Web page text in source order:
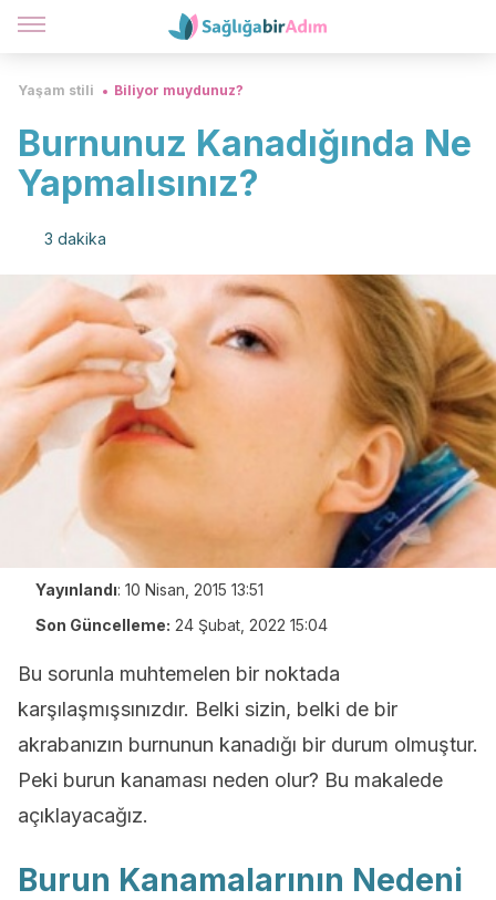
Yaşam stili Biliyor muydunuz?
Burnunuz Kanadığında Ne
Yapmalısınız?
3 dakika
Yayınlandı: 10 Nisan, 2015 13:51
Son Güncelleme: 24 Şubat, 2022 15:04
Bu sorunla muhtemelen bir noktada
karşılaşmışsınızdır. Belki sizin, belki de bir
akrabanızın burnunun kanadığı bir durum olmuştur.
Peki burun kanaması neden olur? Bu makalede
açıklayacağız.
Burun Kanamalarının Nedeni